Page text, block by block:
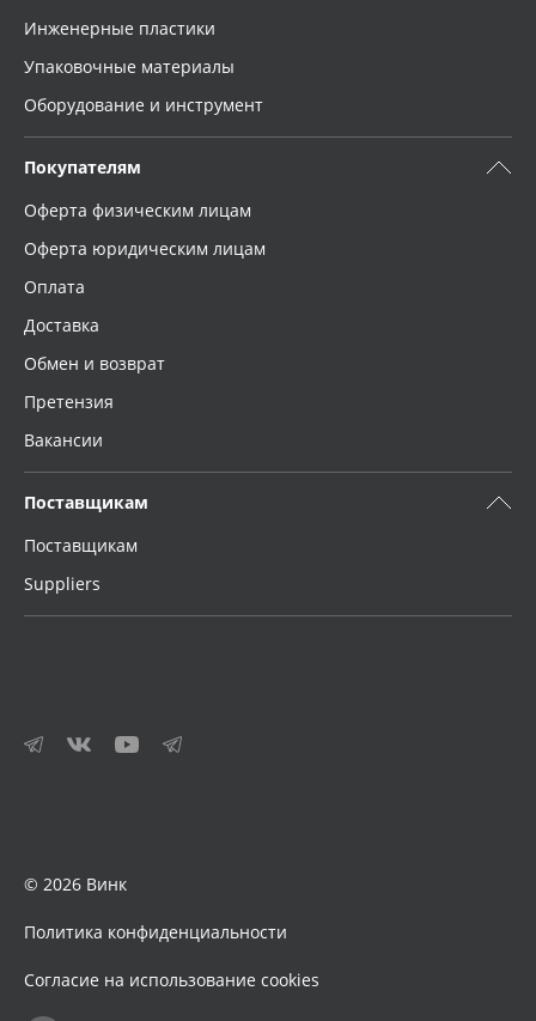
Инженерные пластики
Упаковочные материалы
Оборудование и инструмент
Покупателям
Оферта физическим лицам
Оферта юридическим лицам
Оплата
Доставка
Обмен и возврат
Претензия
Вакансии
Поставщикам
Поставщикам
Suppliers
© 2026 Винк
Политика конфиденциальности
Согласие на использование cookies